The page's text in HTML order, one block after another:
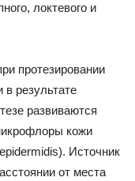
локтевого и
протезировании
в результате
развиваются
кожи
Источник
от места